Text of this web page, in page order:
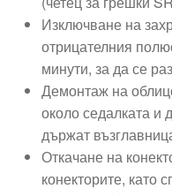
Изключване на
отрицателния
минути, за да се
Демонтаж на
около седалката и
държат
Откачане на
конекторите, като